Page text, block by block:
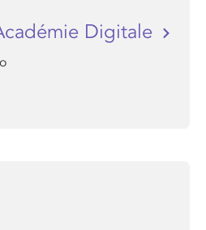
Digitale